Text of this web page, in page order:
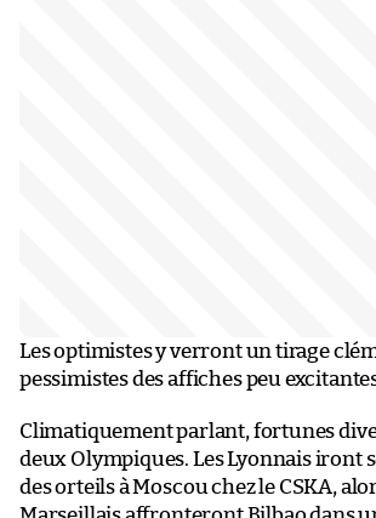
Les optimistes y verront un tirage
pessimistes des affiches peu
Climatiquement parlant, fortunes
deux Olympiques. Les Lyonnais iront
des orteils à Moscou chez le CSKA,